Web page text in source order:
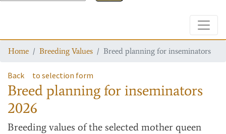
Home Breeding Values Breed planning for inseminators
Back to selection form
Breed planning for inseminators
2026
Breeding values of the selected mother queen